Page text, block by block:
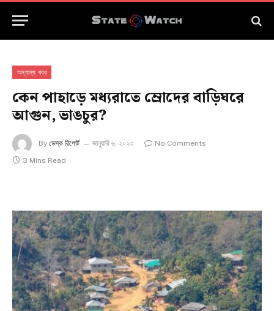
অন্যান্য খবর
কেন পাহাড়ে মধ্যরাতে ম্রোদের বাড়িঘরে
আগুন, ভাঙচুর?
By ডেস্ক রিপোর্ট জানুয়ারি ৬, ২০২৩
No Comments
3 Mins Read